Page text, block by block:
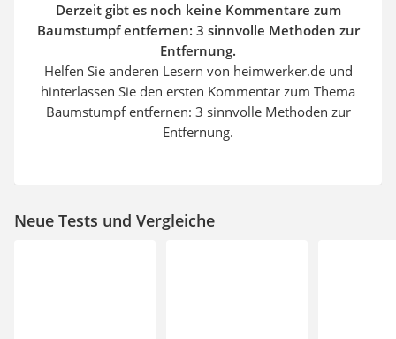
Derzeit gibt es noch keine Kommentare zum
Baumstumpf entfernen: 3 sinnvolle Methoden zur
Entfernung.
Helfen Sie anderen Lesern von heimwerker.de und
hinterlassen Sie den ersten Kommentar zum Thema
Baumstumpf entfernen: 3 sinnvolle Methoden zur
Entfernung.
Neue Tests und Vergleiche